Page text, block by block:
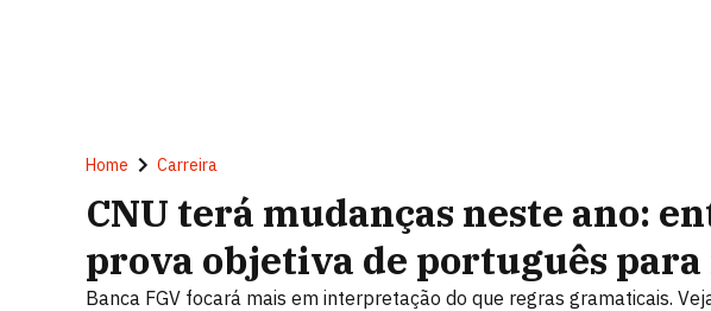
Home Carreira
CNU terá mudanças neste ano:
prova objetiva de português
Banca FGV focará mais em interpretação do que regras gramaticais.